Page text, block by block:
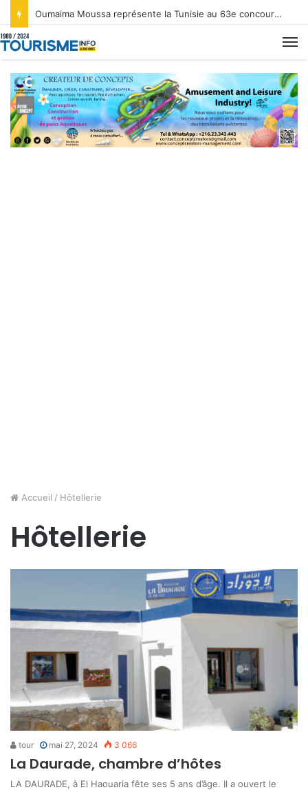
Oumaima Moussa représente la Tunisie au 63e concours Miss International au Japon.
Accueil / Hôtellerie
Hôtellerie
tour mai 27, 2024 3 066
La Daurade, chambre d’hôtes
LA DAURADE, à El Haouaria fête ses 5 ans d’âge. Il a ouvert le